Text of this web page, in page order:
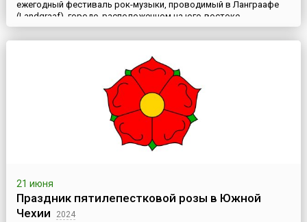
ежегодный фестиваль рок-музыки, проводимый в Ланграафе
(Landgraaf), городе, расположенном на юго-востоке
Нидерландов. Он ведет свою историю с 1970 года.Изначально
фестиваль проводился в выходные на Пятидесятницу, но
церковный праздник. Фестиваль проходит в июне.Название
21 июня
Праздник пятилепестковой розы в Южной
Чехии
2024